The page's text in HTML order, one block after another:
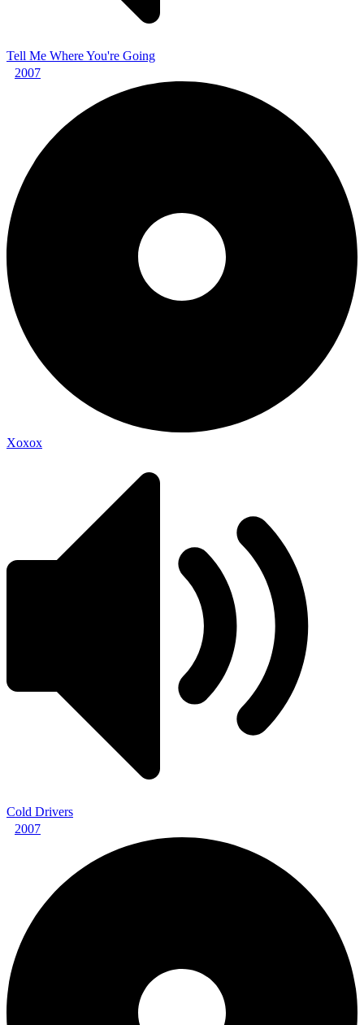
Tell Me Where You're Going
2007
Xoxox
Cold Drivers
2007